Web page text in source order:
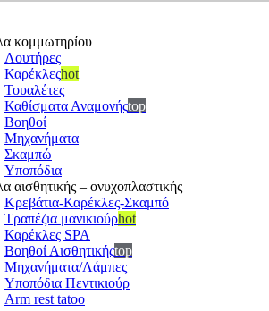
κομμωτηρίου
Λουτήρες
Καρέκλεςhot
Τουαλέτες
Καθίσματα Αναμονήςtop
Βοηθοί
Μηχανήματα
Σκαμπώ
Υποπόδια
αισθητικής – ονυχοπλαστικής
Κρεβάτια-Καρέκλες-Σκαμπό
Τραπέζια μανικιούρhot
Καρέκλες SPA
Βοηθοί Αισθητικήςtop
Μηχανήματα/Λάμπες
Υποπόδια Πεντικιούρ
Arm rest tatoo